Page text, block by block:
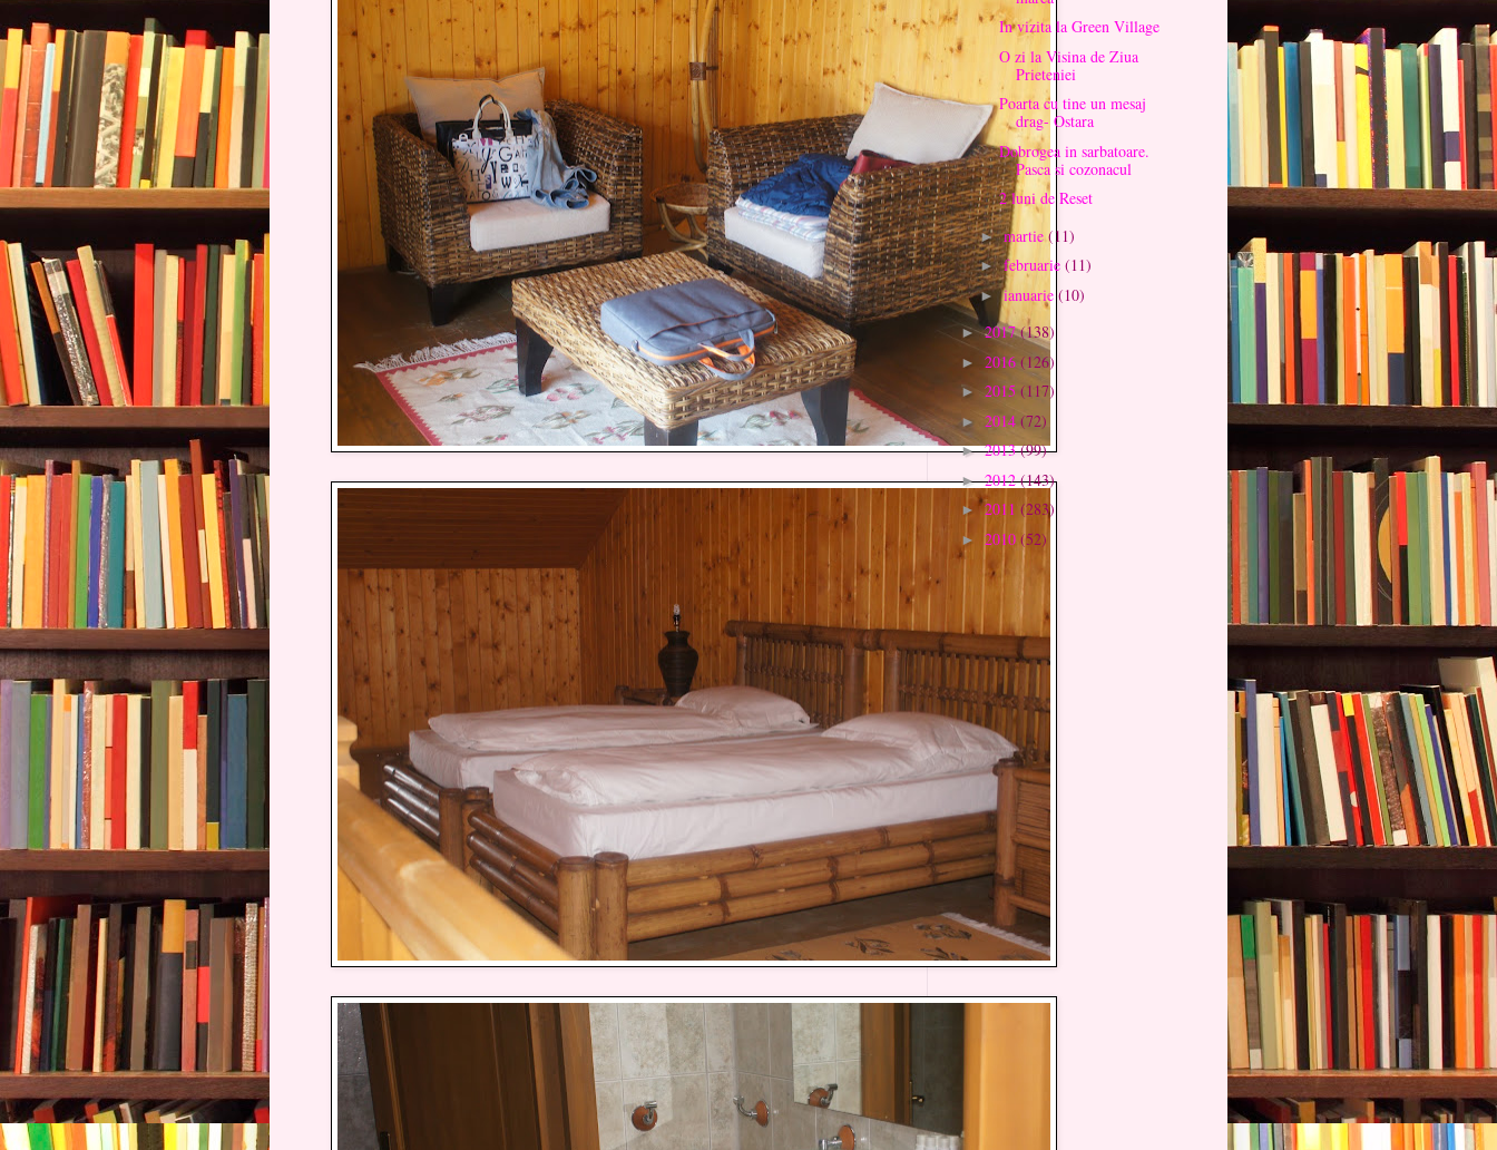
In vizita la Green Village
O zi la Visina de Ziua
Prieteniei
Poarta cu tine un mesaj
drag- Ostara
Dobrogea in sarbatoare.
Pasca si cozonacul
2 luni de Reset
►martie (11)
►februarie (11)
►ianuarie (10)
►2017(138)
► 2016 (126)
► 2015 (117)
► 2014 (72)
►2013(99)
►2012(143)
►2011 (283)
► 2010 (52)